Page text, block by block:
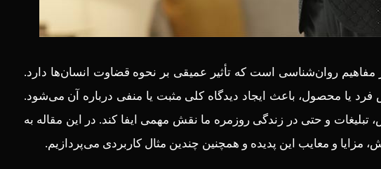
مفاهیم روان‌شناسی است که تأثیر عمیقی بر نحوه قضاوت انسان‌ها دارد.
یا محصول، باعث ایجاد دیدگاه کلی مثبت یا منفی درباره آن می‌شود.
تبلیغات و حتی در زندگی روزمره ما نقش مهمی ایفا کند. در این مقاله به
مزایا و معایب این پدیده و همچنین چندین مثال کاربردی می‌پردازیم.